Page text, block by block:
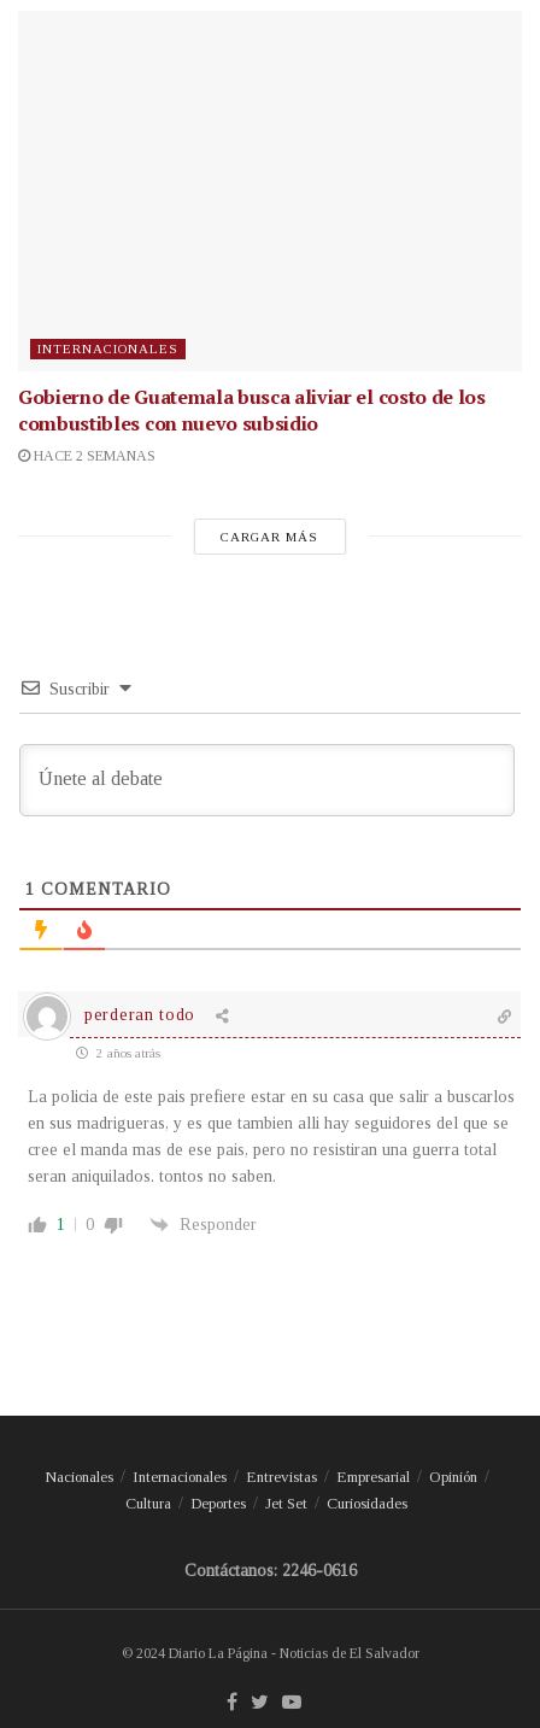
INTERNACIONALES
Gobierno de Guatemala busca aliviar el costo de los
combustibles con nuevo subsidio
HACE 2 SEMANAS
CARGAR MÁS
Suscribir
1 COMENTARIO
perderan todo
2 años atrás
La policia de este pais prefiere estar en su casa que salir a buscarlos
en sus madrigueras, y es que tambien alli hay seguidores del que se
cree el manda mas de ese pais, pero no resistiran una guerra total
seran aniquilados. tontos no saben.
1 0 Responder
Nacionales Internacionales Entrevistas Empresarial
Opinión
Cultura
Deportes Jet Set Curiosidades
Contáctanos: 2246-0616
© 2024 Diario La Página - Noticias de El Salvador